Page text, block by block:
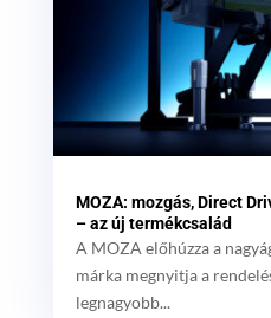
MOZA: mozgás, Direct
– az új termékcsalád
A MOZA előhúzza a
márka megnyitja a
legnagyobb...